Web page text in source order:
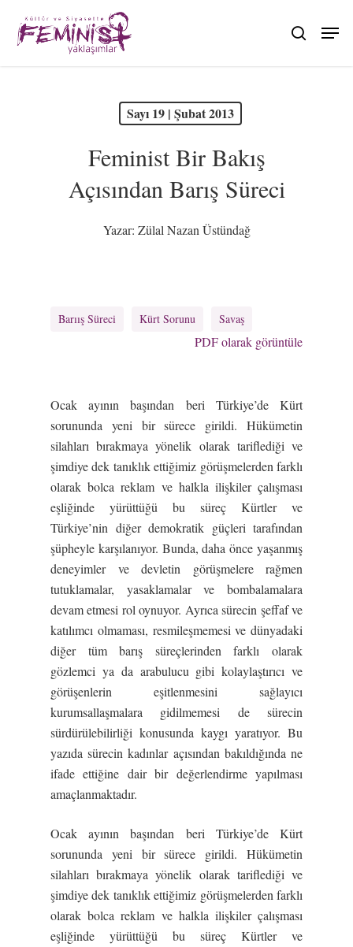
main
search
Sayı 19 | Şubat 2013
Feminist Bir Bakış
Açısından Barış Süreci
Yazar: Zülal Nazan Üstündağ
Barıış Süreci Kürt Sorunu Savaş
PDF olarak görüntüle
Ocak ayının başından beri Türkiye’de Kürt
sorununda yeni bir sürece girildi. Hükümetin
silahları bırakmaya yönelik olarak tariflediği ve
şimdiye dek tanıklık ettiğimiz görüşmelerden farklı
olarak bolca reklam ve halkla ilişkiler çalışması
eşliğinde yürüttüğü bu süreç Kürtler ve
Türkiye’nin diğer demokratik güçleri tarafından
şüpheyle karşılanıyor. Bunda, daha önce yaşanmış
deneyimler ve devletin görüşmelere rağmen
tutuklamalar, yasaklamalar ve bombalamalara
devam etmesi rol oynuyor. Ayrıca sürecin şeffaf ve
katılımcı olmaması, resmileşmemesi ve dünyadaki
diğer tüm barış süreçlerinden farklı olarak
gözlemci ya da arabulucu gibi kolaylaştırıcı ve
görüşenlerin eşitlenmesini sağlayıcı
kurumsallaşmalara gidilmemesi de sürecin
sürdürülebilirliği konusunda kaygı yaratıyor. Bu
yazıda sürecin kadınlar açısından bakıldığında ne
ifade ettiğine dair bir değerlendirme yapılması
amaçlanmaktadır.
Ocak ayının başından beri Türkiye’de Kürt
sorununda yeni bir sürece girildi. Hükümetin
silahları bırakmaya yönelik olarak tariflediği ve
şimdiye dek tanıklık ettiğimiz görüşmelerden farklı
olarak bolca reklam ve halkla ilişkiler çalışması
eşliğinde yürüttüğü bu süreç Kürtler ve